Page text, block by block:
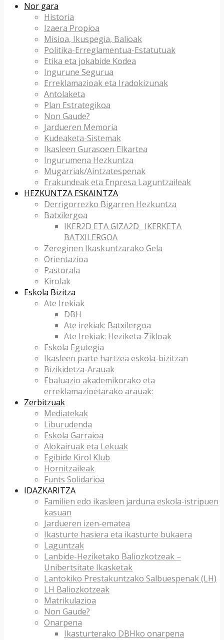
Nor gara
Historia
Izaera Propioa
Misioa, Ikuspegia, Balioak
Politika-Erreglamentua-Estatutuak
Etika eta jokabide Kodea
Ingurune Segurua
Erreklamazioak eta Iradokizunak
Antolaketa
Plan Estrategikoa
Non Gaude?
Jardueren Memoria
Kudeaketa-Sistemak
Ikasleen Gurasoen Elkartea
Ingurumena Hezkuntza
Mugarriak/Aintzatespenak
Erakundeak eta Enpresa Laguntzaileak
HEZKUNTZA ESKAINTZA
Derrigorrezko Bigarren Hezkuntza
Batxilergoa
IKER2D ETA GIZA2D_ IKERKETA
BATXILERGOA
Zereginen Ikaskuntzarako Gela
Orientazioa
Pastorala
Kirolak
Eskola Bizitza
Ate Irekiak
DBH
Ate irekiak: Batxilergoa
Ate Irekiak: Heziketa-Zikloak
Eskola Egutegia
Ikasleen parte hartzea eskola-bizitzan
Bizikidetza-Arauak
Ebaluazio akademikorako eta
erreklamazioetarako arauak:
Zerbitzuak
Mediatekak
Liburudenda
Eskola Garraioa
Alokairuak eta Lekuak
Egibide Kirol Klub
Hornitzaileak
Funts Solidarioa
IDAZKARITZA
Familien edo ikasleen jarduna eskola-istripuen
kasuan
Jardueren izen-ematea
Ikasturte hasiera eta ikasturte bukaera
Laguntzak
Lanbide-Heziketako Baliozkotzeak –
Unibertsitate Ikasketak
Lantokiko Prestakuntzako Salbuespenak (LH)
LH Baliozkotzeak
Matrikulazioa
Non Gaude?
Onarpena
Ikasturterako DBHko onarpena